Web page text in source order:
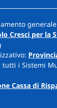
Cresci per la
i Sistemi
Cassa di